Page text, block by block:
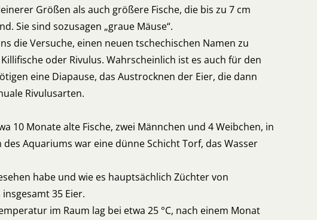
Größen als auch größere Fische, die bis zu 7 cm
Sie sind sozusagen „graue Mäuse“.
die Versuche, einen neuen tschechischen Namen zu
oder Rivulus. Wahrscheinlich ist es auch für den
eine Diapause, das Austrocknen der Eier, die dann
Rivulusarten.
10 Monate alte Fische, zwei Männchen und 4 Weibchen, in
Aquariums war eine dünne Schicht Torf, das Wasser
habe und wie es hauptsächlich Züchter von
35 Eier.
im Raum lag bei etwa 25 °C, nach einem Monat